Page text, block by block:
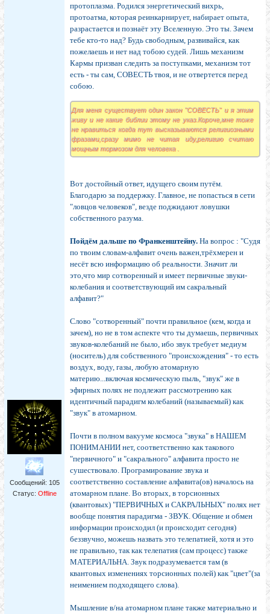
Сообщений: 105
Статус: Offline
протоплазма. Родился энергетический вихрь,
протоатма, которая реинкарнирует, набирает опыта,
разрастается и познаёт эту Вселенную. Это ты. Зачем
тебе кто-то над? Будь свободным, развивайся, как
пожелаешь и нет над тобою судей. Лишь механизм
Кармы призван следить за поступками, механизм тот
есть - ты сам, СОВЕСТЬ твоя, и не отвертется перед
собою.
Для меня существует один закон "СОВЕСТЬ" и я этим
живу и не какие библии этому не указ.Короче,мне тоже
не нравиться когда тут высказываются религиозными
фразами,сразу мимо не читая иду,религию считаю
мощным тормозом для человека .
Вот достойный ответ, идущего своим путём.
Благодарю за поддержку. Главное, не попасться в сети
"ловцов человеков", везде поджидают ловушки
собственного разума.
Пойдём дальше по Франкенштейну. На вопрос : "Судя
по твоим словам-алфавит очень важен,трёхмерен и
несёт всю информацию об реальности. Значит ли
это,что мир сотворенный и имеет первичные звуки-
колебания и соответствующий им сакральный
алфавит?"
Слово "сотворенный" почти правильное (кем, когда и
зачем), но не в том аспекте что ты думаешь, первичных
звуков-колебаний не было, ибо звук требует медиум
(носитель) для собственного "происхождения" - то есть
воздух, воду, газы, любую атомарную
материю...включая космическую пыль, "звук" же в
эфирных полях не подлежит рассмотрению как
идентичный парадигм колебаний (называемый) как
"звук" в атомарном.
Почти в полном вакууме космоса "звука" в НАШЕМ
ПОНИМАНИИ нет, соответственно как такового
"первичного" и "сакрального" алфавита просто не
сушествовало. Програмирование звука и
соответственно составление алфавита(ов) началось на
атомарном плане. Во вторых, в торсионных
(квантовых) "ПЕРВИЧНЫХ и САКРАЛЬНЫХ" полях нет
вообще понятия парадигма - ЗВУК. Общение и обмен
информации происходил (и происходит сегодня)
беззвучно, можешь назвать это телепатией, хотя и это
не правильно, так как телепатия (сам процесс) также
МАТЕРИАЛЬНА. Звук подразумевается там (в
квантовых изменениях торсионных полей) как "цвет"(за
неимением подходящего слова).
Мышление в/на атомарном плане также материально и